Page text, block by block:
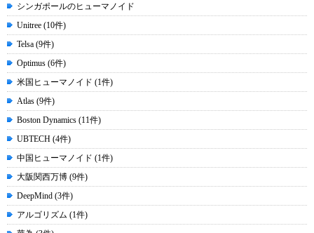
シンガポールのヒューマノイド
Unitree (10件)
Telsa (9件)
Optimus (6件)
米国ヒューマノイド (1件)
Atlas (9件)
Boston Dynamics (11件)
UBTECH (4件)
中国ヒューマノイド (1件)
大阪関西万博 (9件)
DeepMind (3件)
アルゴリズム (1件)